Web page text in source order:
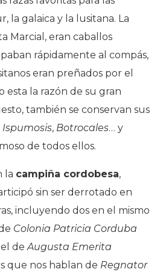
la galaica y la lusitana. La
Marcial, eran caballos
rápidamente al compás,
eran preñados por el
esta la razón de su gran
también se conservan sus
Ispumosis, Botrocales… y
de todos ellos.
la campiña cordobesa,
sin ser derrotado en
incluyendo dos en el mismo
Colonia Patricia Corduba
el deAugusta Emerita
que nos hablan de Regnator